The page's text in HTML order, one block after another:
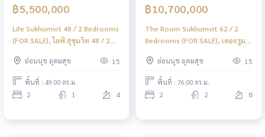
฿5,500,000
Life Sukhumvit 48 / 2 Bedrooms
(FOR SALE), ไลฟ์ สุขุมวิท 48 / 2
อ่อนนุช อุดมสุข
15
พื้นที่ : 49.00 ตร.ม.
2 1 4
฿10,700,000
The Room Sukhumvit 62 / 2
Bedrooms (FOR SALE), เดอะรูม
PYN304อ่อนนุช อุดมสุข 15
พื้นที่ : 76.00 ตร.ม.
2 2 8